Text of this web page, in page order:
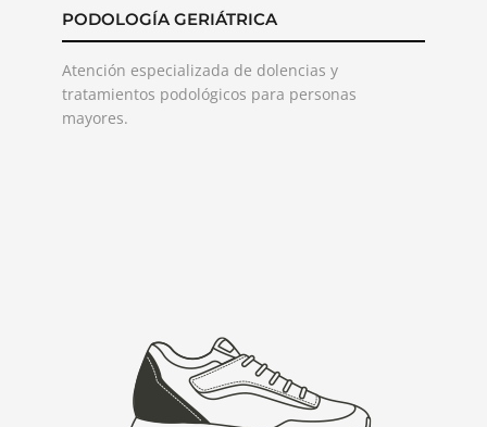
PODOLOGÍA GERIÁTRICA
Atención especializada de dolencias y
tratamientos podológicos para personas
mayores.